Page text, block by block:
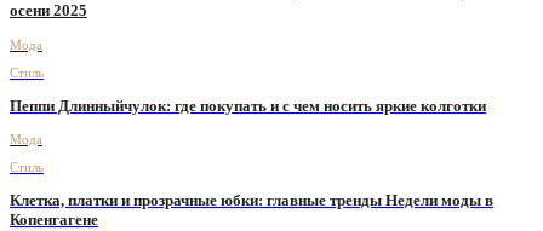
осени 2025
Мода
Стиль
Пеппи Длинныйчулок: где покупать и с чем носить яркие колготки
Мода
Стиль
Клетка, платки и прозрачные юбки: главные тренды Недели моды в
Копенгагене